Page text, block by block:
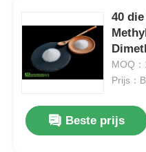
40
wordt
MOQ
Prijs：
Beste prijs